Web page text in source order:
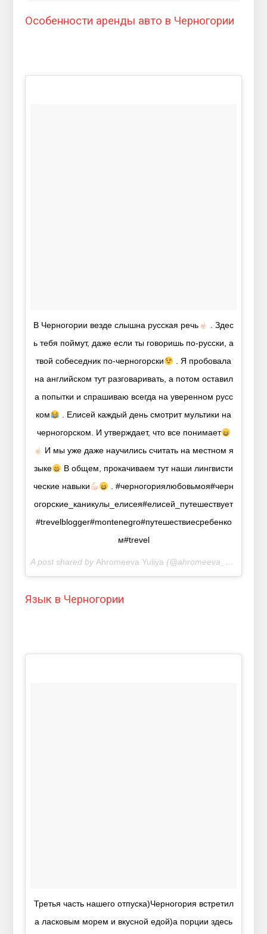
Особенности аренды авто в Черногории
В Черногории везде слышна русская речь
. Здес
ь тебя поймут, даже если ты говоришь по-русски, а
твой собеседник по-черногорски
. Я пробовала
на английском тут разговаривать, а потом оставил
а попытки и спрашиваю всегда на уверенном русс
ком
. Елисей каждый день смотрит мультики на
черногорском. И утверждает, что все понимает
И мы уже даже научились считать на местном я
зыке
В общем, прокачиваем тут наши лингвисти
ческие навыки
. #черногориялюбовьмоя#черн
огорские_каникулы_елисея#елисей_путешествует
#trevelblogger#montenegro#путешествиесребенко
м#trevel
A post shared byAhromeeva Yuliya (@ahromeeva_yuliya) on
Язык в Черногории
Третья часть нашего отпуска)Черногория встретил
а ласковым морем и вкусной едой)а порции здесь